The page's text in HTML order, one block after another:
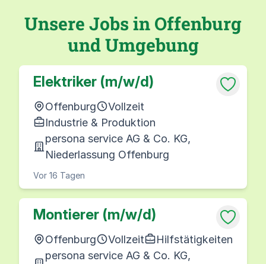
Unsere Jobs in Offenburg
und Umgebung
Elektriker (m/w/d)
Offenburg
Vollzeit
Industrie & Produktion
persona service AG & Co. KG,
Niederlassung Offenburg
Vor 16 Tagen
Montierer (m/w/d)
Offenburg Vollzeit
Hilfstätigkeiten
persona service AG & Co. KG,